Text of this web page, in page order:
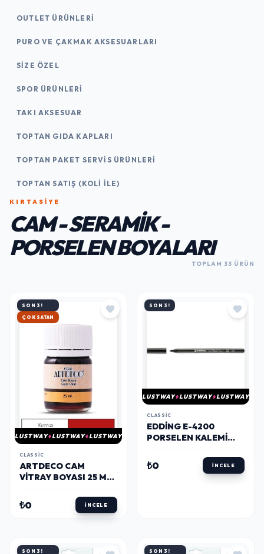
OUTLET ÜRÜNLERI
PURO VE ÇAKMAK AKSESUARLARI
SIZE ÖZEL
SPOR ÜRÜNLERI
TAKI AKSESUAR
TOPTAN GIDA KAPLARI
TOPTAN PAKET SERVIS ÜRÜNLERI
TOPTAN SATIŞ (KOLI İLE)
KIRTASİYE
CAM - SERAMIK -
PORSELEN BOYALARI
TOPLAM 33 ÜRÜN
SON 3!
HIZLI KARGO
LUSTWAY LUSTWAY LUSTWAY
CLASSIC
ARTDECO CAM
VITRAY BOYASI 25 ML.
₺0 İNCELE
SON 3!
LUSTWAY LUSTWAY LUSTWAY
CLASSIC
EDDING E-4200
PORSELEN KALEMI
ADET)
₺0 İNCELE
SON 3!
SON 3!